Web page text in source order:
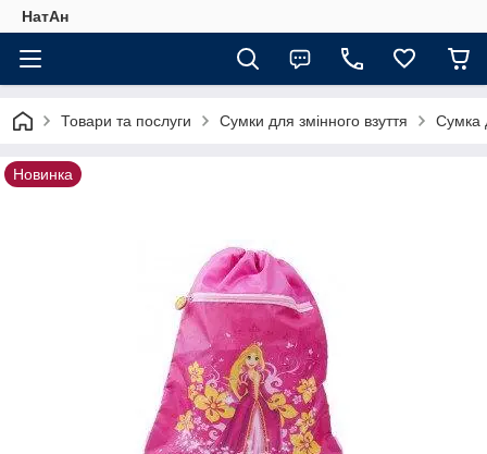
НатАн
Товари та послуги Сумки для змінного взуття Сумка
Новинка